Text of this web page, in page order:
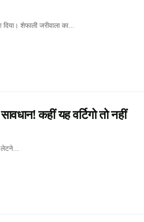
शेफाली जरीवाला का...
कहीं यह वर्टिगो तो नहीं